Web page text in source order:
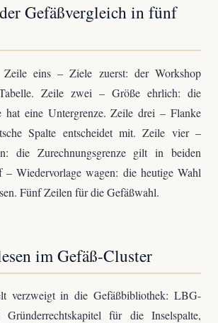
Gefäßvergleich in fünf
Zeile eins – Ziele zuerst: der Workshop
Zeile zwei – Größe ehrlich: die
hat eine Untergrenze. Zeile drei – Flanke
Spalte entscheidet mit. Zeile vier –
die Zurechnungsgrenze gilt in beiden
Wiedervorlage wagen: die heutige Wahl
Fünf Zeilen für die Gefäßwahl.
im Gefäß-Cluster
verzweigt in die Gefäßbibliothek: LBG-
für die Inselspalte,